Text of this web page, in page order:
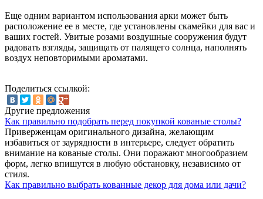
Еще одним вариантом использования арки может быть
расположение ее в месте, где установлены скамейки для вас и
ваших гостей. Увитые розами воздушные сооружения будут
радовать взгляды, защищать от палящего солнца, наполнять
воздух неповторимыми ароматами.
Поделиться ссылкой:
Другие предложения
Как правильно подобрать перед покупкой кованые столы?
Приверженцам оригинального дизайна, желающим
избавиться от заурядности в интерьере, следует обратить
внимание на кованые столы. Они поражают многообразием
форм, легко впишутся в любую обстановку, независимо от
стиля.
Как правильно выбрать кованные декор для дома или дачи?